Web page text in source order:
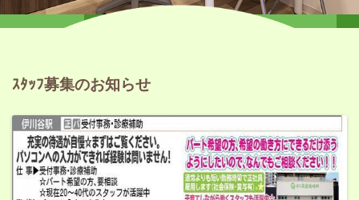
ｽﾀｯﾌ募集のお知らせ